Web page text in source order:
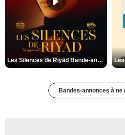
Les Silences de Riyad Bande-annonce VO STFR
Bandes-annonces à ne